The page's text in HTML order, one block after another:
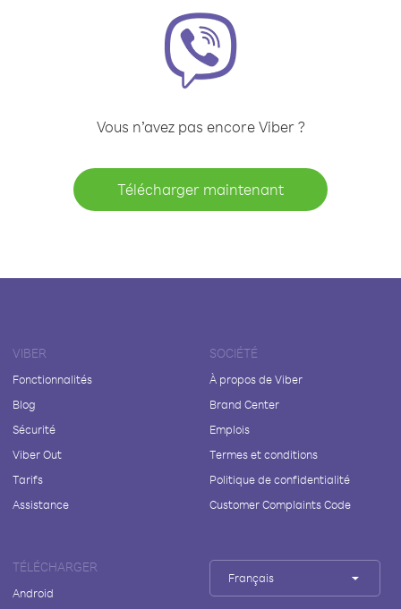
Vous n’avez pas encore Viber ?
Télécharger maintenant
VIBER
Fonctionnalités
Blog
Sécurité
Viber Out
Tarifs
Assistance
SOCIÉTÉ
À propos de Viber
Brand Center
Emplois
Termes et conditions
Politique de confidentialité
Customer Complaints Code
TÉLÉCHARGER
Android
Français